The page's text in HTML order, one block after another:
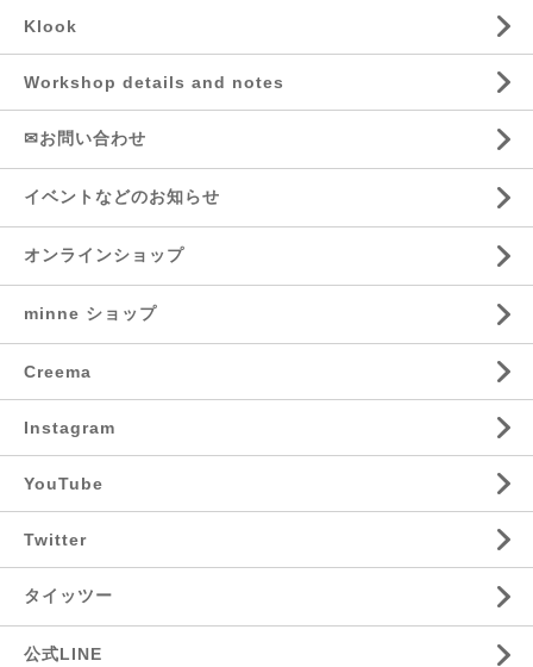
Klook
Workshop details and notes
✉お問い合わせ
イベントなどのお知らせ
オンラインショップ
minne ショップ
Creema
Instagram
YouTube
Twitter
タイッツー
公式LINE